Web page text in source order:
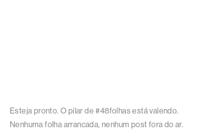
Esteja pronto. O pilar de #48folhas está valendo.
Nenhuma folha arrancada, nenhum post fora do ar.